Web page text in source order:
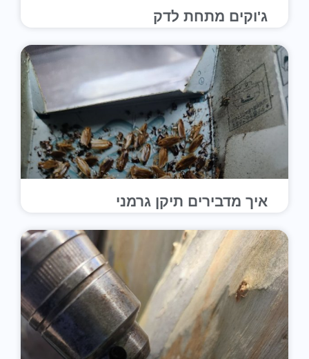
ג'וקים מתחת לדק
איך מדבירים תיקן גרמני